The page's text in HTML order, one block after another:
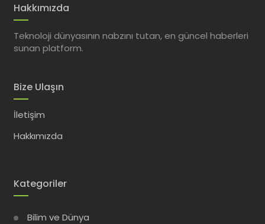
Hakkımızda
Teknoloji dünyasının nabzını tutan, en güncel haberleri
sunan platform.
Bize Ulaşın
İletişim
Hakkımızda
Kategoriler
Bilim ve Dünya